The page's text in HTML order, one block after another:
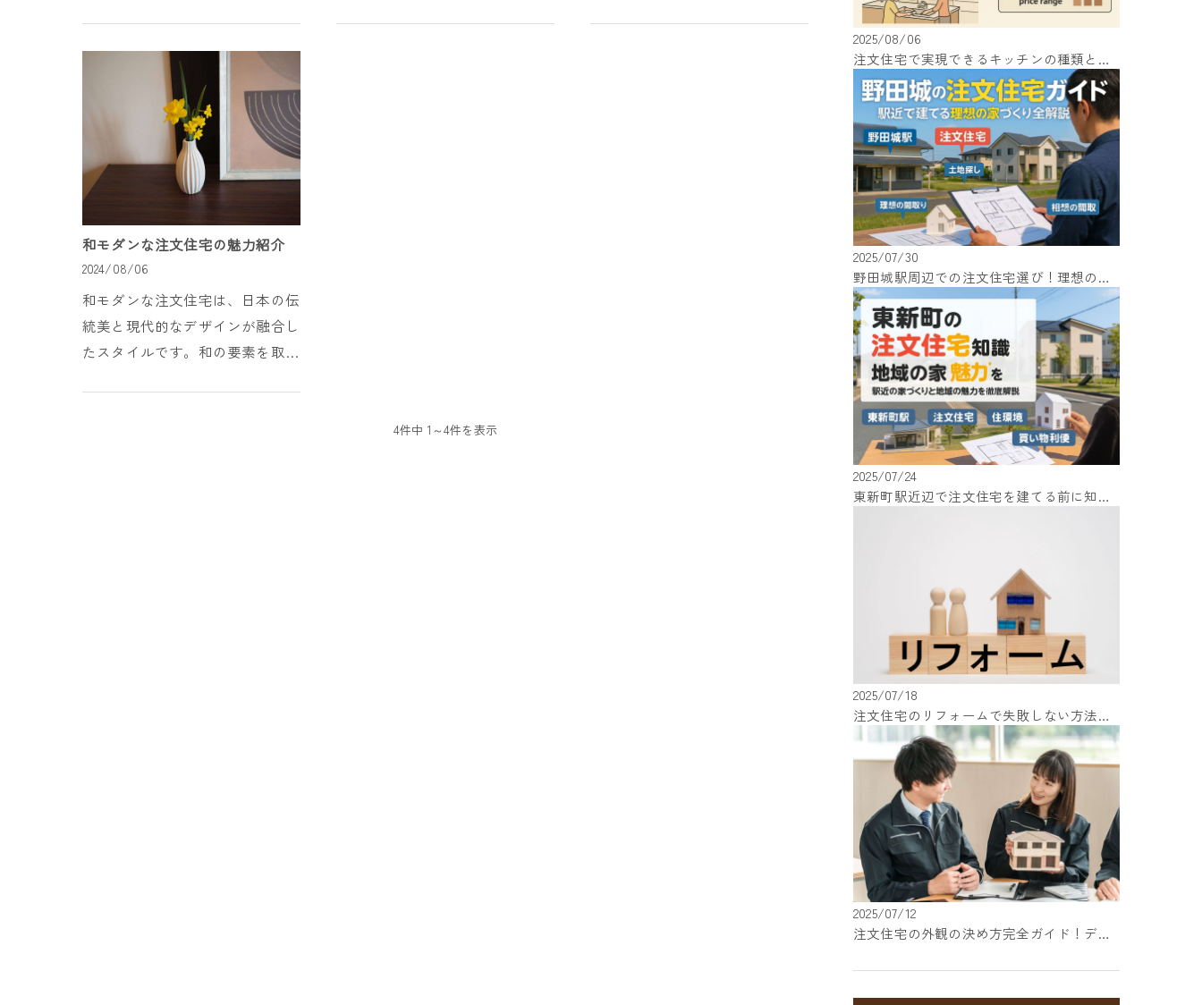
地域は落ち着いた住宅地として知
られており、静かで安...
和モダンな注文住宅の魅力紹介
2024/08/06
和モダンな注文住宅は、日本の伝
統美と現代的なデザインが融合し
たスタイルです。和の要素を取り
4件中 1～4件を表示
2025/08/06
注文住宅で実現できるキッチンの種類と価格相場を徹底解説！
2025/07/30
野田城駅周辺での注文住宅選び！理想の家を実現するための知識
2025/07/24
東新町駅近辺で注文住宅を建てる前に知っておくべき知識と地域の魅力！
2025/07/18
注文住宅のリフォームで失敗しない方法！住宅構造・素材別の注意点を解説
2025/07/12
注文住宅の外観の決め方完全ガイド！デザインの種類と選び方を解説